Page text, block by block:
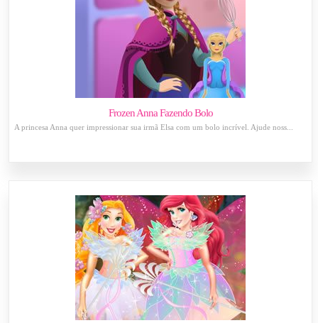
Frozen Anna Fazendo Bolo
A princesa Anna quer impressionar sua irmã Elsa com um bolo incrível. Ajude noss...